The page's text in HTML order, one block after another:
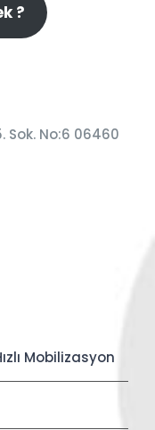
?
Sok. No:6 06460
Mobilizasyon